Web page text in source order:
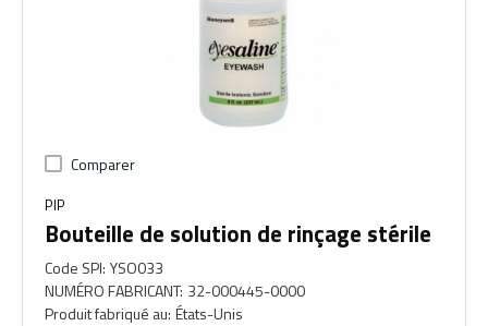
Comparer
PIP
Bouteille de solution de rinçage stérile
Code SPI: YSO033
NUMÉRO FABRICANT: 32-000445-0000
Produit fabriqué au: États-Unis